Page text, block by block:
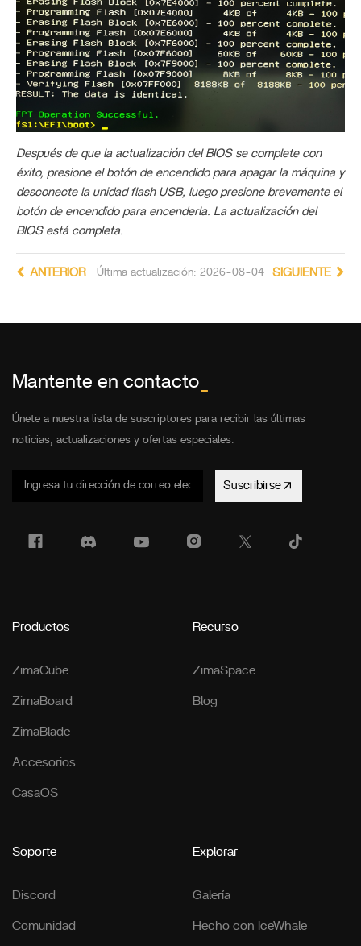
Después de que la actualización del BIOS se complete con
éxito, presione el botón de encendido para apagar la máquina y
desconecte la unidad flash USB, luego presione brevemente el
botón de encendido para encenderla. La actualización del
BIOS está completa.
Última actualización: 2026-08-04
ANTERIOR SIGUIENTE
Mantente en contacto
Únete a nuestra lista de suscriptores para recibir las últimas
noticias, actualizaciones y ofertas especiales.
Suscribirse
Productos
ZimaCube
ZimaBoard
ZimaBlade
Accesorios
CasaOS
Recurso
ZimaSpace
Blog
Soporte
Discord
Comunidad
Explorar
Galería
Hecho con IceWhale